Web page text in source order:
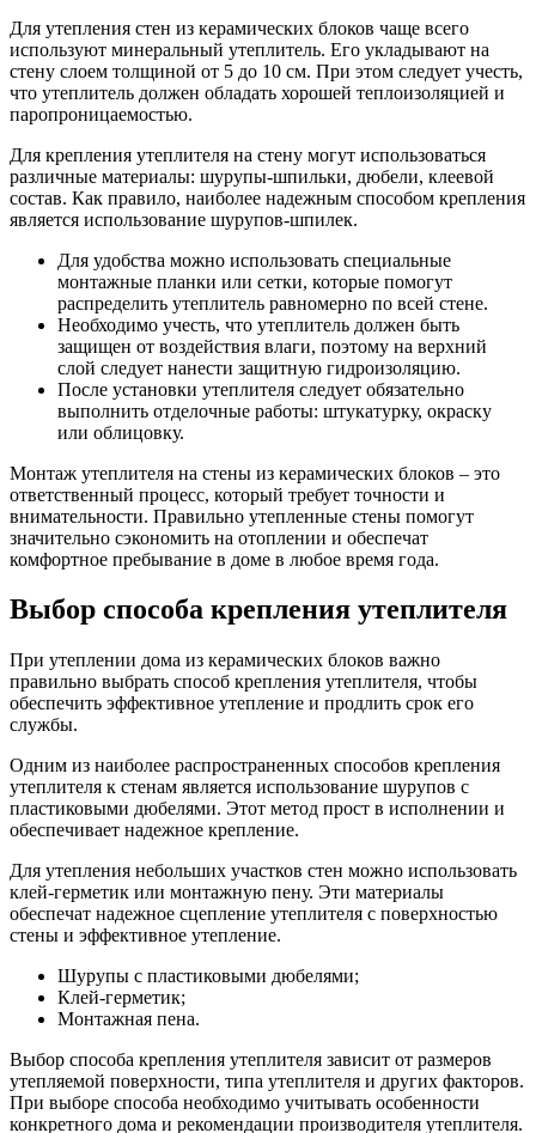
Для утепления стен из керамических блоков чаще всего
используют минеральный утеплитель. Его укладывают на
стену слоем толщиной от 5 до 10 см. При этом следует учесть,
что утеплитель должен обладать хорошей теплоизоляцией и
паропроницаемостью.
Для крепления утеплителя на стену могут использоваться
различные материалы: шурупы-шпильки, дюбели, клеевой
состав. Как правило, наиболее надежным способом крепления
является использование шурупов-шпилек.
Для удобства можно использовать специальные
монтажные планки или сетки, которые помогут
распределить утеплитель равномерно по всей стене.
Необходимо учесть, что утеплитель должен быть
защищен от воздействия влаги, поэтому на верхний
слой следует нанести защитную гидроизоляцию.
После установки утеплителя следует обязательно
выполнить отделочные работы: штукатурку, окраску
или облицовку.
Монтаж утеплителя на стены из керамических блоков – это
ответственный процесс, который требует точности и
внимательности. Правильно утепленные стены помогут
значительно сэкономить на отоплении и обеспечат
комфортное пребывание в доме в любое время года.
Выбор способа крепления утеплителя
При утеплении дома из керамических блоков важно
правильно выбрать способ крепления утеплителя, чтобы
обеспечить эффективное утепление и продлить срок его
службы.
Одним из наиболее распространенных способов крепления
утеплителя к стенам является использование шурупов с
пластиковыми дюбелями. Этот метод прост в исполнении и
обеспечивает надежное крепление.
Для утепления небольших участков стен можно использовать
клей-герметик или монтажную пену. Эти материалы
обеспечат надежное сцепление утеплителя с поверхностью
стены и эффективное утепление.
Шурупы с пластиковыми дюбелями;
Клей-герметик;
Монтажная пена.
Выбор способа крепления утеплителя зависит от размеров
утепляемой поверхности, типа утеплителя и других факторов.
При выборе способа необходимо учитывать особенности
конкретного дома и рекомендации производителя утеплителя.